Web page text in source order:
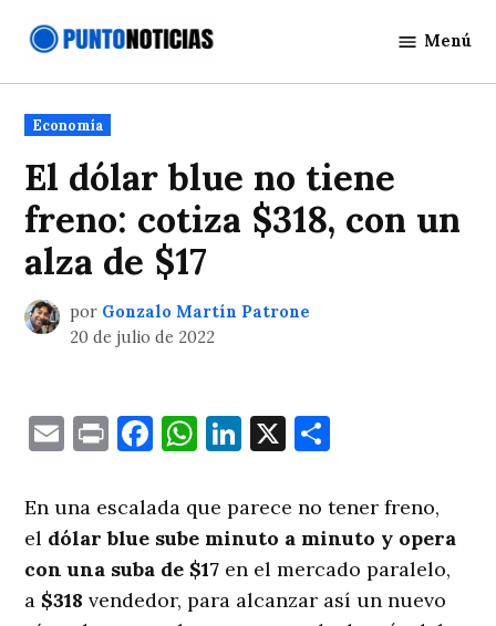
Noticias
Menú
Publicado
en
Economía
El dólar blue no tiene
freno: cotiza $318, con un
alza de $17
por Gonzalo Martín Patrone
20 de julio de 2022
EmailPrintFacebook
WhatsApp
LinkedIn
X
En una escalada que parece no tener freno,
el dólar blue sube minuto a minuto y opera
con una suba de $17 en el mercado paralelo,
a $318 vendedor, para alcanzar así un nuevo